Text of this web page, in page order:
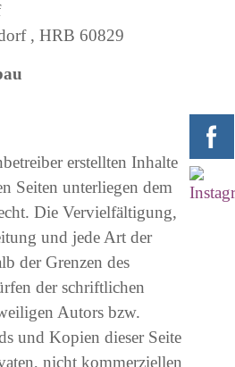
, HRB 60829
erstellten Inhalte
Seiten unterliegen dem
Die Vervielfältigung,
und jede Art der
der Grenzen des
der schriftlichen
Autors bzw.
und Kopien dieser Seite
nicht kommerziellen